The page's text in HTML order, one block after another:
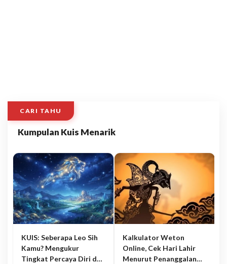
CARI TAHU
Kumpulan Kuis Menarik
KUIS: Seberapa Leo Sih
Kamu? Mengukur
Tingkat Percaya Diri dan
Kalkulator Weton
Online, Cek Hari Lahir
Menurut Penanggalan